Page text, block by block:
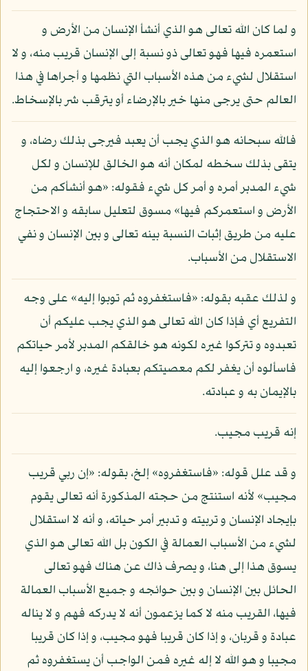
و لما كان الله تعالى هو الذي أنشأ الإنسان من الأرض و
استعمره فيها فهو تعالى ذو نسبة إلى الإنسان قريب منه، و لا
استقلال لشيء من هذه الأسباب التي نظمها و أجراها في هذا
العالم حتى يرجى منها خير بالإرضاء أو يترقب شر بالإسخاط.
فالله سبحانه هو الذي يجب أن يعبد فيرجى بذلك رضاه، و
يتقى بذلك سخطه لمكان أنه هو الخالق للإنسان و لكل
شيء المدبر أمره و أمر كل شيء فقوله: «هو أنشأكم من
الأرض و استعمركم فيها» مسوق لتعليل سابقه و الاحتجاج
عليه من طريق إثبات النسبة بينه تعالى و بين الإنسان و نفي
الاستقلال من الأسباب.
و لذلك عقبه بقوله: «فاستغفروه ثم توبوا إليه» على وجه
التفريع أي فإذا كان الله تعالى هو الذي يجب عليكم أن
تعبدوه و تتركوا غيره لكونه هو خالقكم المدبر لأمر حياتكم
فاسألوه أن يغفر لكم معصيتكم بعبادة غيره، و ارجعوا إليه
بالإيمان به و عبادته.
إنه قريب مجيب.
و قد علل قوله: «فاستغفروه» إلخ، بقوله: «إن ربي قريب
مجيب» لأنه استنتج من حجته المذكورة أنه تعالى يقوم
بإيجاد الإنسان و تربيته و تدبير أمر حياته، و أنه لا استقلال
لشيء من الأسباب العمالة في الكون بل الله تعالى هو الذي
يسوق هذا إلى هنا، و يصرف ذاك عن هناك فهو تعالى
الحائل بين الإنسان و بين حوائجه و جميع الأسباب العمالة
فيها، القريب منه لا كما يزعمون أنه لا يدركه فهم و لا يناله
عبادة و قربان، و إذا كان قريبا فهو مجيب، و إذا كان قريبا
مجيبا و هو الله لا إله غيره فمن الواجب أن يستغفروه ثم